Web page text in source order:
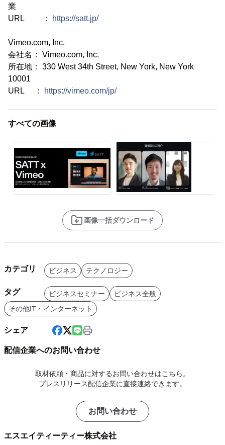
業
URL ：
https://satt.jp/
Vimeo.com, Inc.
会社名： Vimeo.com, Inc.
所在地： 330 West 34th Street, New York, New York
10001
URL ：
https://vimeo.com/jp/
すべての画像
画像一括ダウンロード
カテゴリ ビジネス テクノロジー
タグ ビジネスセミナー
ビジネス全般
その他IT・インターネット
シェア
配信企業へのお問い合わせ
取材依頼・商品に対するお問い合わせはこちら。
プレスリリース配信企業に直接連絡できます。
お問い合わせ
エスエイティーティー株式会社